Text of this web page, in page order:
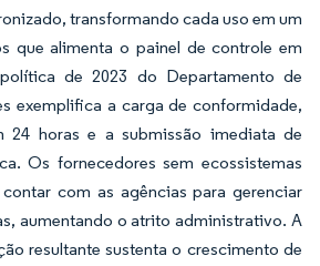
transformando cada uso em um
que alimenta o painel de controle em
de 2023 do Departamento de
exemplifica a carga de conformidade,
24 horas e a submissão imediata de
Os fornecedores sem ecossistemas
com as agências para gerenciar
aumentando o atrito administrativo. A
resultante sustenta o crescimento de